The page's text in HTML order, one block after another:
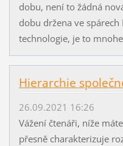
dobu, není to žádná
dobu držena ve
technologie, je to
Hierarchie
26.09.2021 16:26
Vážení čtenáři, níže
přesně charakterizuje